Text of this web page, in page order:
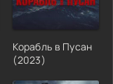
Корабль в Пусан
(2023)